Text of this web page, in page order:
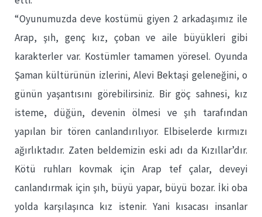
“Oyunumuzda deve kostümü giyen 2 arkadaşımız ile
Arap, şıh, genç kız, çoban ve aile büyükleri gibi
karakterler var. Kostümler tamamen yöresel. Oyunda
Şaman kültürünün izlerini, Alevi Bektaşi geleneğini, o
günün yaşantısını görebilirsiniz. Bir göç sahnesi, kız
isteme, düğün, devenin ölmesi ve şıh tarafından
yapılan bir tören canlandırılıyor. Elbiselerde kırmızı
ağırlıktadır. Zaten beldemizin eski adı da Kızıllar’dır.
Kötü ruhları kovmak için Arap tef çalar, deveyi
canlandırmak için şıh, büyü yapar, büyü bozar. İki oba
yolda karşılaşınca kız istenir. Yani kısacası insanlar